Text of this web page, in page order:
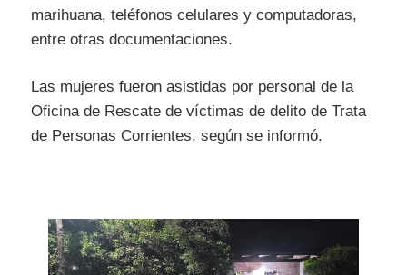
marihuana, teléfonos celulares y computadoras,
entre otras documentaciones.
Las mujeres fueron asistidas por personal de la
Oficina de Rescate de víctimas de delito de Trata
de Personas Corrientes, según se informó.